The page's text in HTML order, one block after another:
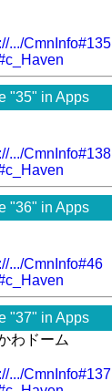
.../CmnInfo#135
"35" in Apps
.../CmnInfo#138
"36" in Apps
.../CmnInfo#46
"37" in Apps
わドーム
.../CmnInfo#137